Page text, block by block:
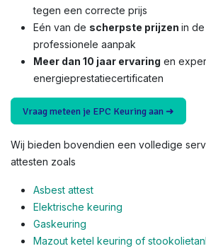
tegen een correcte prijs
Eén van de scherpste prijzen in
professionele aanpak
Meer dan 10 jaar ervaring en
energieprestatiecertificaten
Vraag meteen je EPC Keuring aan ➜
Wij bieden bovendien een volledige
attesten zoals
Asbest attest
Elektrische keuring
Gaskeuring
Mazout ketel keuring of